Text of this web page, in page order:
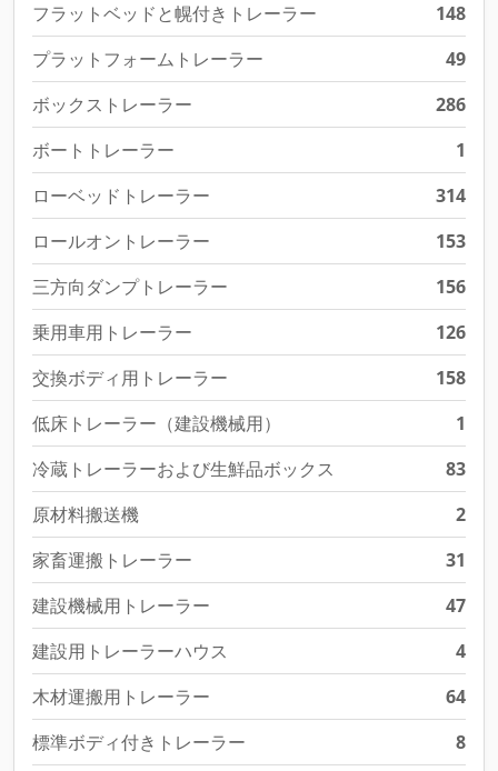
フラットベッドと幌付きトレーラー
148
プラットフォームトレーラー
49
ボックストレーラー
286
ボートトレーラー
1
ローベッドトレーラー
314
ロールオントレーラー
153
三方向ダンプトレーラー
156
乗用車用トレーラー
126
交換ボディ用トレーラー
158
低床トレーラー（建設機械用）
1
冷蔵トレーラーおよび生鮮品ボックス
83
原材料搬送機
2
家畜運搬トレーラー
31
建設機械用トレーラー
47
建設用トレーラーハウス
4
木材運搬用トレーラー
64
標準ボディ付きトレーラー
8